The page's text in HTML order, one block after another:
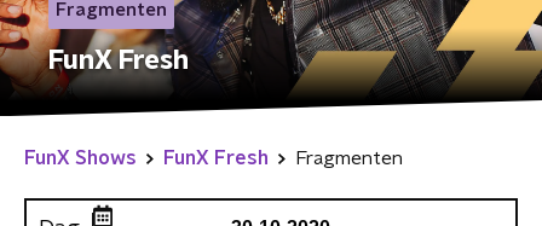
Fragmenten
FunX Fresh
FunX Shows FunX Fresh Fragmenten